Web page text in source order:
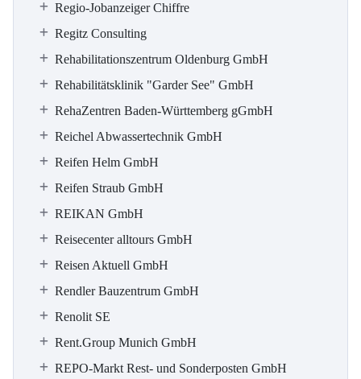
Regio-Jobanzeiger Chiffre
Regitz Consulting
Rehabilitationszentrum Oldenburg GmbH
Rehabilitätsklinik "Garder See" GmbH
RehaZentren Baden-Württemberg gGmbH
Reichel Abwassertechnik GmbH
Reifen Helm GmbH
Reifen Straub GmbH
REIKAN GmbH
Reisecenter alltours GmbH
Reisen Aktuell GmbH
Rendler Bauzentrum GmbH
Renolit SE
Rent.Group Munich GmbH
REPO-Markt Rest- und Sonderposten GmbH